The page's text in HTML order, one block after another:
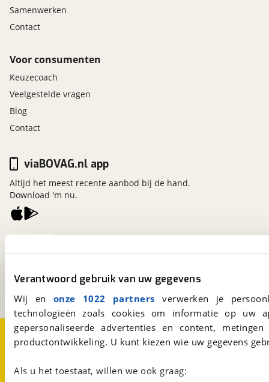
Verantwoord gebruik van uw gegevens
Wij en onze 1022 partners verwerken je
technologieën zoals cookies om informatie op
gepersonaliseerde advertenties en content,
productontwikkeling. U kunt kiezen wie uw gegevens
Als u het toestaat, willen we ook graag:
Samenwerken
Contact
Voor consumenten
Keuzecoach
Veelgestelde vragen
Blog
Contact
Een initiatief van
viaBOVAG.nl app
Altijd het meest recente aanbod bij de hand.
Download 'm nu.
Over viaBOVAG.nlDisclaimer- en Privacyverklaring
CookievoorkeurenVacatures